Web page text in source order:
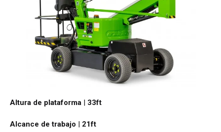
Altura de plataforma | 33ft
Alcance de trabajo | 21ft